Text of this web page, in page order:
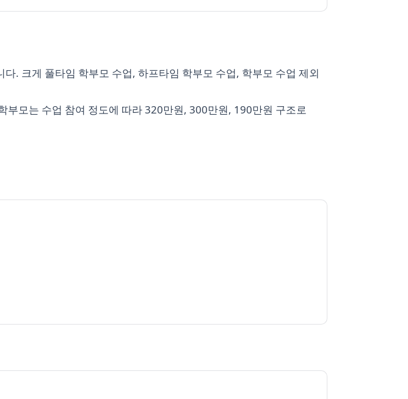
. 크게 풀타임 학부모 수업, 하프타임 학부모 수업, 학부모 수업 제외
모는 수업 참여 정도에 따라 320만원, 300만원, 190만원 구조로